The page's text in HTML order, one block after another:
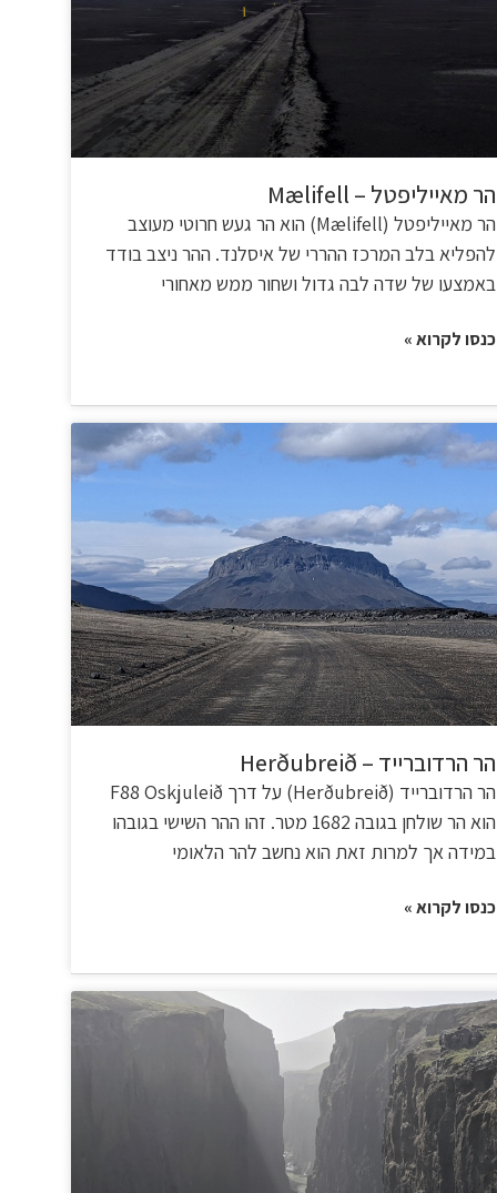
הר מאייליפטל – Mælifell
הר מאייליפטל (Mælifell) הוא הר געש חרוטי מעוצב
להפליא בלב המרכז ההררי של איסלנד. ההר ניצב בודד
באמצעו של שדה לבה גדול ושחור ממש מאחורי
כנסו לקרוא »
הר הרדוברייד – Herðubreið
הר הרדוברייד (Herðubreið) על דרך F88 Oskjuleið
הוא הר שולחן בגובה 1682 מטר. זהו ההר השישי בגובהו
במידה אך למרות זאת הוא נחשב להר הלאומי
כנסו לקרוא »